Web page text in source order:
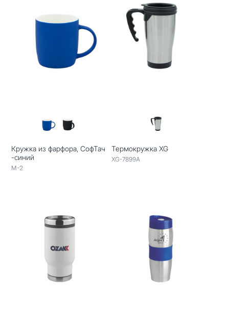
Кружка из фарфора, СофТач
-синий
M-2
Термокружка XG
XG-7899A